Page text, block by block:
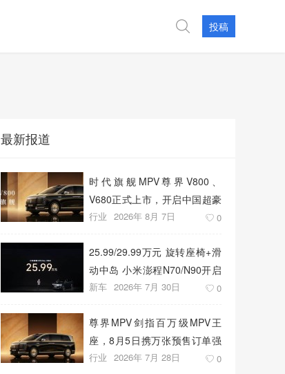
投稿
最新报道
时代旗舰MPV尊界V800、
V680正式上市，开启中国超豪
华MPV发展新篇章
行业 2026年 8月 7日 0
25.99/29.99万元 旋转座椅+滑
动中岛 小米澎程N70/N90开启
预售
新车 2026年 7月 30日 0
尊界MPV剑指百万级MPV王
座，8月5日携万张预售订单强
势上市
行业 2026年 7月 28日 0